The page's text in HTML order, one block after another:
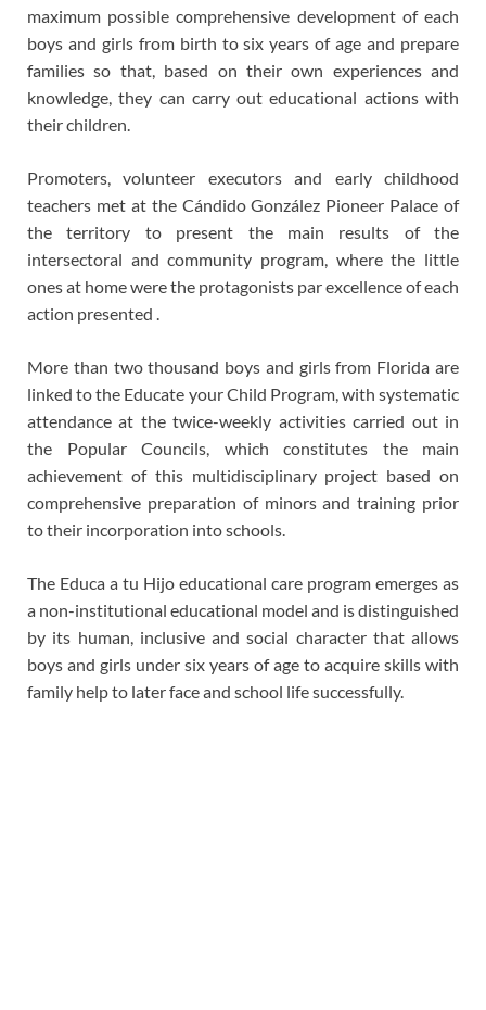
maximum possible comprehensive development of each
boys and girls from birth to six years of age and prepare
families so that, based on their own experiences and
knowledge, they can carry out educational actions with
their children.
Promoters, volunteer executors and early childhood
teachers met at the Cándido González Pioneer Palace of
the territory to present the main results of the
intersectoral and community program, where the little
ones at home were the protagonists par excellence of each
action presented .
More than two thousand boys and girls from Florida are
linked to the Educate your Child Program, with systematic
attendance at the twice-weekly activities carried out in
the Popular Councils, which constitutes the main
achievement of this multidisciplinary project based on
comprehensive preparation of minors and training prior
to their incorporation into schools.
The Educa a tu Hijo educational care program emerges as
a non-institutional educational model and is distinguished
by its human, inclusive and social character that allows
boys and girls under six years of age to acquire skills with
family help to later face and school life successfully.